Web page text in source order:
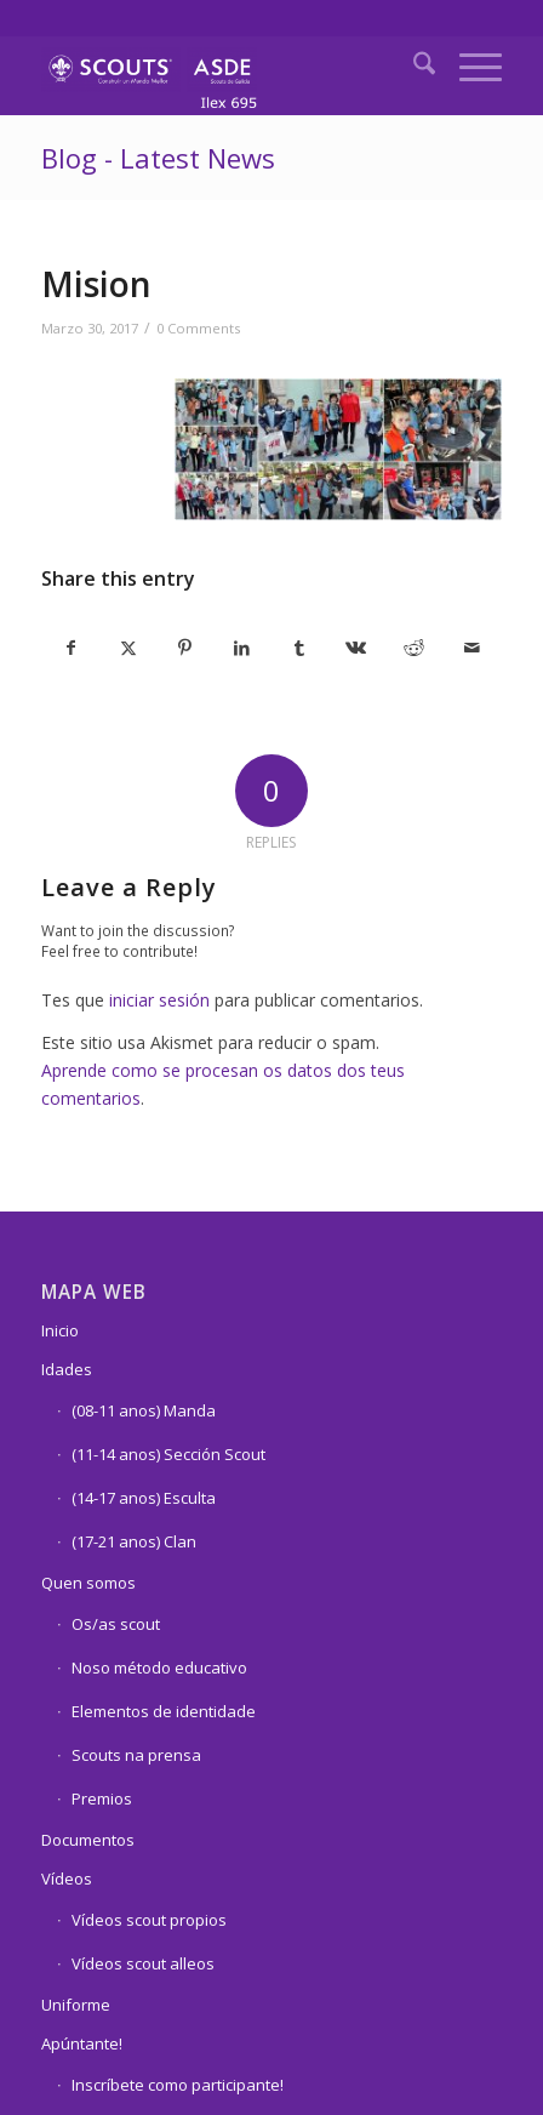
Blog - Latest News
Mision
Marzo 30, 2017 / 0 Comments
Share this entry
0
REPLIES
Leave a Reply
Want to join the discussion?
Feel free to contribute!
Tes que iniciar sesión para publicar comentarios.
Este sitio usa Akismet para reducir o spam.
Aprende como se procesan os datos dos teus
comentarios.
MAPA WEB
Inicio
Idades
(08-11 anos) Manda
(11-14 anos) Sección Scout
(14-17 anos) Esculta
(17-21 anos) Clan
Quen somos
Os/as scout
Noso método educativo
Elementos de identidade
Scouts na prensa
Premios
Documentos
Vídeos
Vídeos scout propios
Vídeos scout alleos
Uniforme
Apúntante!
Inscríbete como participante!